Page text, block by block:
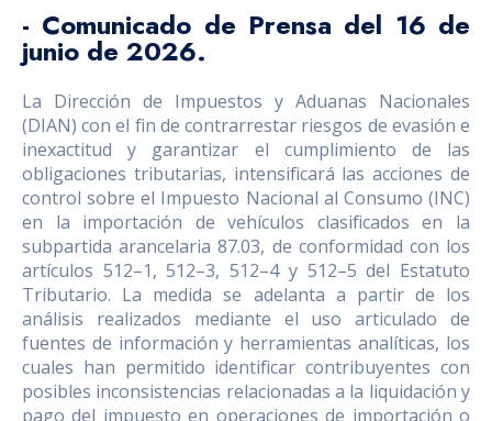
- Comunicado de Prensa del 16 de
junio de 2026.
La Dirección de Impuestos y Aduanas Nacionales
(DIAN) con el fin de contrarrestar riesgos de evasión e
inexactitud y garantizar el cumplimiento de las
obligaciones tributarias, intensificará las acciones de
control sobre el Impuesto Nacional al Consumo (INC)
en la importación de vehículos clasificados en la
subpartida arancelaria 87.03, de conformidad con los
artículos 512–1, 512–3, 512–4 y 512–5 del Estatuto
Tributario. La medida se adelanta a partir de los
análisis realizados mediante el uso articulado de
fuentes de información y herramientas analíticas, los
cuales han permitido identificar contribuyentes con
posibles inconsistencias relacionadas a la liquidación y
pago del impuesto en operaciones de importación o